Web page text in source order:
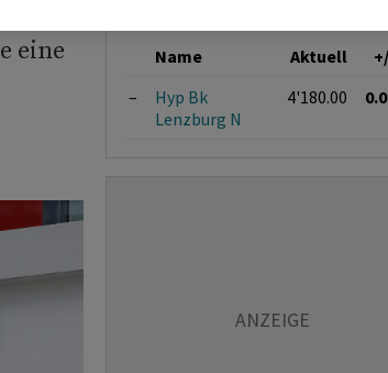
eine
Name Aktuell
–
Hyp Bk
Lenzburg N
4'180.00